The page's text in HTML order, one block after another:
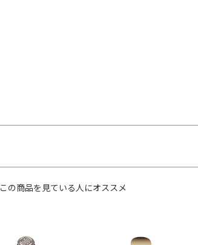
この商品を見ている人にオススメ